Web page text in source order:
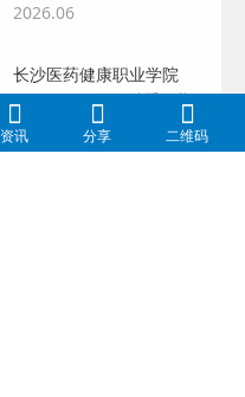
2026.06
长沙医药健康职业学院
2026-2027学年秋季学期
教材供应服务招标项目公
开招标公告
资讯 分享 二维码